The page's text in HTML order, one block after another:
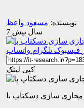
نویسنده: مسعود واعظ
7 سال پیش
فیسبوک تلگرام واتساپ
کپی لینک